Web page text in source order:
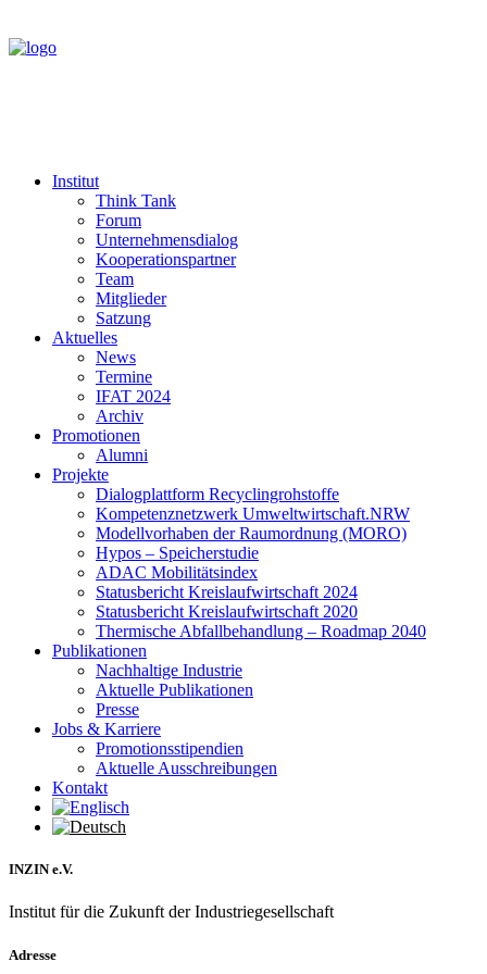
Institut
Think Tank
Forum
Unternehmensdialog
Kooperationspartner
Team
Mitglieder
Satzung
Aktuelles
News
Termine
IFAT 2024
Archiv
Promotionen
Alumni
Projekte
Dialogplattform Recyclingrohstoffe
Kompetenznetzwerk Umweltwirtschaft.NRW
Modellvorhaben der Raumordnung (MORO)
Hypos – Speicherstudie
ADAC Mobilitätsindex
Statusbericht Kreislaufwirtschaft 2024
Statusbericht Kreislaufwirtschaft 2020
Thermische Abfallbehandlung – Roadmap 2040
Publikationen
Nachhaltige Industrie
Aktuelle Publikationen
Presse
Jobs & Karriere
Promotionsstipendien
Aktuelle Ausschreibungen
Kontakt
INZIN e.V.
Institut für die Zukunft der Industriegesellschaft
Adresse